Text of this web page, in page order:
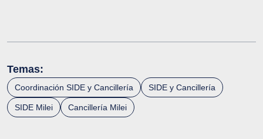
Temas:
Coordinación SIDE y Cancillería SIDE y Cancillería
SIDE Milei Cancillería Milei